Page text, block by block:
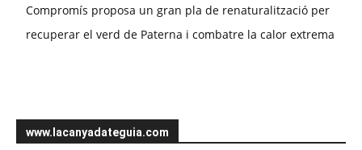
Compromís proposa un gran pla de renaturalització per
recuperar el verd de Paterna i combatre la calor extrema
www.lacanyadateguia.com